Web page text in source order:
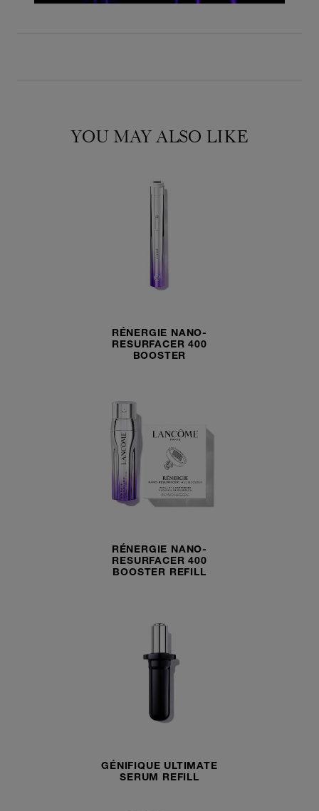
YOU MAY ALSO LIKE
RÉNERGIE NANO-
RESURFACER 400
BOOSTER
RÉNERGIE NANO-
RESURFACER 400
BOOSTER REFILL
GÉNIFIQUE ULTIMATE
SERUM REFILL